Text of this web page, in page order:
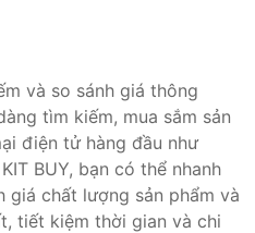
và so sánh giá thông
tìm kiếm, mua sắm sản
điện tử hàng đầu như
BUY, bạn có thể nhanh
giá chất lượng sản phẩm và
tiết kiệm thời gian và chi